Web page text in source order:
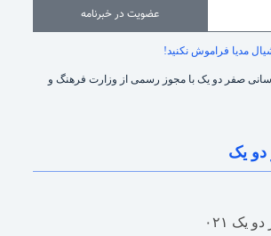
عضویت در خبرنامه
صفر دو یک با مجوز رسمی از وزارت فرهنگ و
دو یک
یک ۰۲۱